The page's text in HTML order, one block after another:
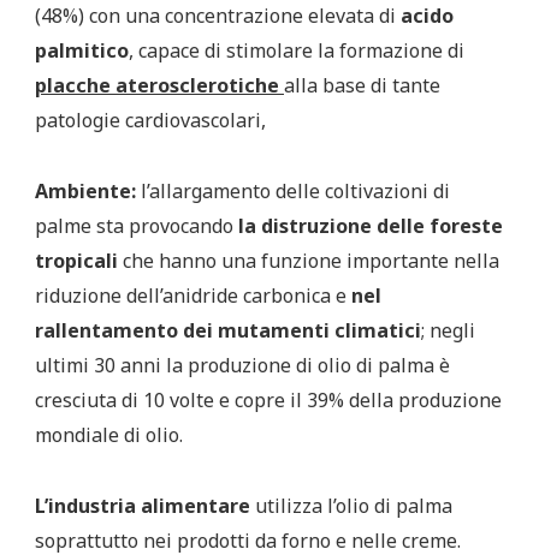
(48%) con una concentrazione elevata di acido
palmitico, capace di stimolare la formazione di
placche aterosclerotiche alla base di tante
patologie cardiovascolari,
Ambiente: l’allargamento delle coltivazioni di
palme sta provocando la distruzione delle foreste
tropicali che hanno una funzione importante nella
riduzione dell’anidride carbonica e nel
rallentamento dei mutamenti climatici; negli
ultimi 30 anni la produzione di olio di palma è
cresciuta di 10 volte e copre il 39% della produzione
mondiale di olio.
L’industria alimentare utilizza l’olio di palma
soprattutto nei prodotti da forno e nelle creme.